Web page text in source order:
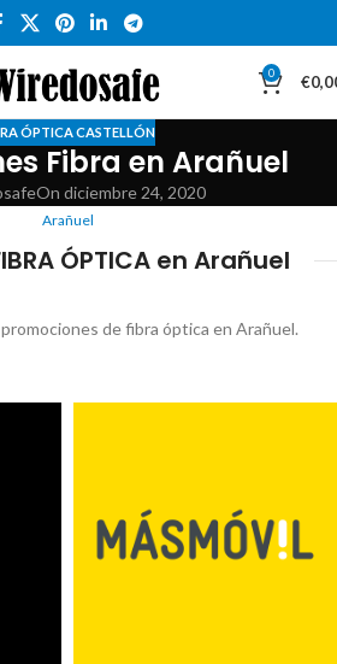
0 €
ÓPTICA CASTELLÓN
Fibra en Arañuel
On diciembre 24, 2020
Arañuel
ÓPTICA en Arañuel
de fibra óptica en Arañuel.